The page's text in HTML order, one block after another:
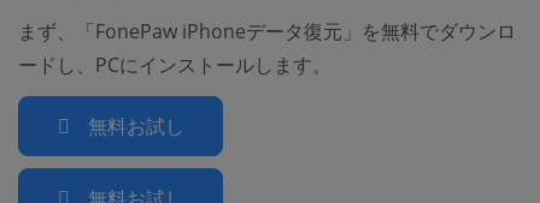
まず、「FonePaw iPhoneデータ復元」を無料でダウンロ
ードし、PCにインストールします。
無料お試し